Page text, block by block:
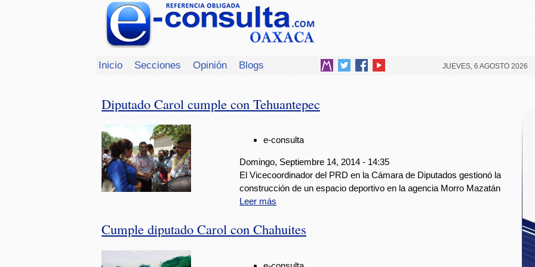
Inicio Secciones Opinión Blogs JUEVES, 6 AGOSTO 2026
Diputado Carol cumple con Tehuantepec
e-consulta
Domingo, Septiembre 14, 2014 - 14:35
El Vicecoordinador del PRD en la Cámara de Diputados gestionó la
construcción de un espacio deportivo en la agencia Morro Mazatán
Leer más
Cumple diputado Carol con Chahuites